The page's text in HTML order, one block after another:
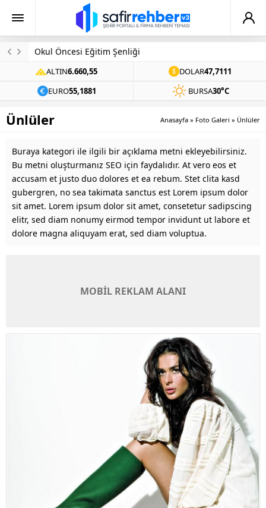
Evinde Ölü Bulundu
ALTIN6.660,55 DOLAR47,7111
EURO55,1881 BURSA30°C
Ünlüler Anasayfa » Foto Galeri » Ünlüler
Buraya kategori ile ilgili bir açıklama metni ekleyebilirsiniz.
Bu metni oluşturmanız SEO için faydalıdır. At vero eos et
accusam et justo duo dolores et ea rebum. Stet clita kasd
gubergren, no sea takimata sanctus est Lorem ipsum dolor
sit amet. Lorem ipsum dolor sit amet, consetetur sadipscing
elitr, sed diam nonumy eirmod tempor invidunt ut labore et
dolore magna aliquyam erat, sed diam voluptua.
MOBİL REKLAM ALANI